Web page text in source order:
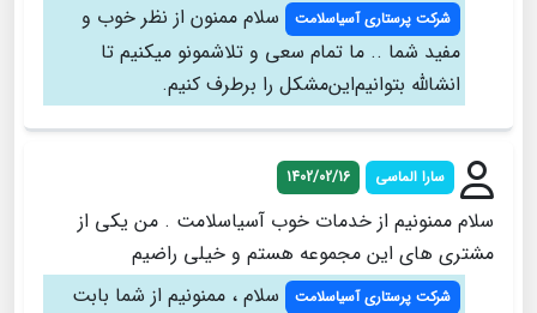
شرکت پرستاری آسیاسلامت
سلام ممنون از نظر خوب و
مفید شما .. ما تمام سعی و تلاشمونو میکنیم تا
انشالله بتوانیم‌این‌مشکل را برطرف کنیم.
سارا الماسی 1402/02/16
سلام ممنونیم از خدمات خوب آسیاسلامت . من یکی از
مشتری های این مجموعه هستم و خیلی راضیم
شرکت پرستاری آسیاسلامت سلام ، ممنونیم از شما بابت